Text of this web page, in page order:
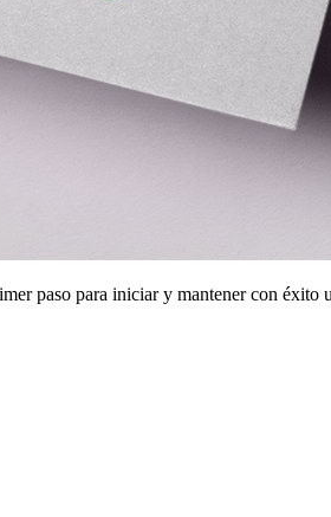
paso para iniciar y mantener con